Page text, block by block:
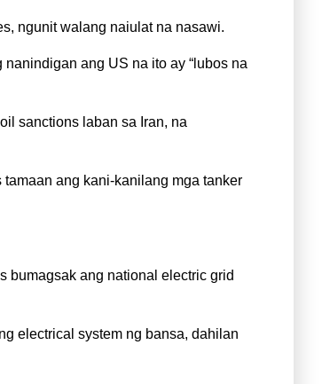
ngunit walang naiulat na nasawi.
ang US na ito ay “lubos na
sanctions laban sa Iran, na
ang kani-kanilang mga tanker
bumagsak ang national electric grid
electrical system ng bansa, dahilan